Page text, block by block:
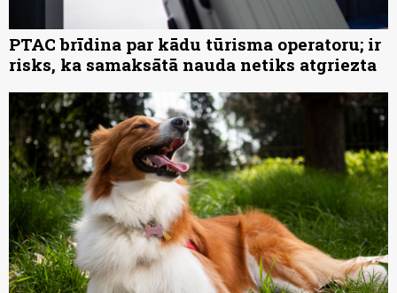
PTAC brīdina par kādu tūrisma operatoru; ir
risks, ka samaksātā nauda netiks atgriezta